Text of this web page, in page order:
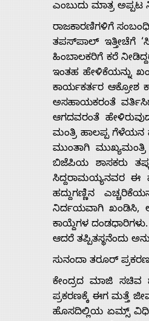
Contact
ಎಂಬುದು ಮಾತ್ರ ಅಪ್ಪಟ
ರಾಜಕಾರಣಿಗಳಿಗೆ
ತಪಸ್‌ಪಾಲ್ ಇತ್ತೀಚೆಗೆ
ಹಿಂಬಾಲಕರಿಗೆ ಕರೆ
ಇಂತಹ ಹೇಳಿಕೆಯನ್ನು
ಕಾರ್ಯಕರ್ತರ ಆಕ್ರೋಶ
ಅಸಹಾಯಕರಂತೆ
ಆಗದವರಂತೆ
ಮಂತ್ರಿ ಹಾಲಪ್ಪ ಗೆಳೆಯನ
ಮುಂತಾಗಿ
ಬಿಜೆಪಿಯ ಶಾಸಕರು
ಸಿದ್ದರಾಮಯ್ಯನವರ ಈ
ಹದ್ದುಗಣ್ಣಿನ
ನಿರ್ದಯವಾಗಿ ಖಂಡಿಸಿ,
ಕಾಯ್ದೆಗಳ
ಆದರೆ ತಪ್ಪಿತಸ್ಥನೆಂದು
ಸುನಂದಾ ತರೂರ್
ಕೇಂದ್ರದ ಮಾಜಿ ಸಚಿವ
ಪ್ರಕರಣಕ್ಕೆ ಈಗ ಮತ್ತೆ
ಹೊಸದಿಲ್ಲಿಯ ಏಮ್ಸ್